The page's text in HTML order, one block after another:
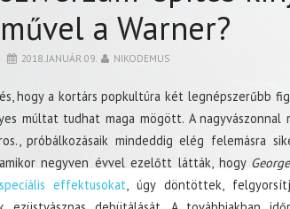
a Warner?
2018. JANUÁR 09. NIKODEMUS
hogy a kortárs popkultúra két legnépszerűbb
múltat tudhat maga mögött. A nagyvászonnal
próbálkozásaik mindeddig elég felemásra
negyven évvel ezelőtt látták, hogy
effektusokat, úgy döntöttek,